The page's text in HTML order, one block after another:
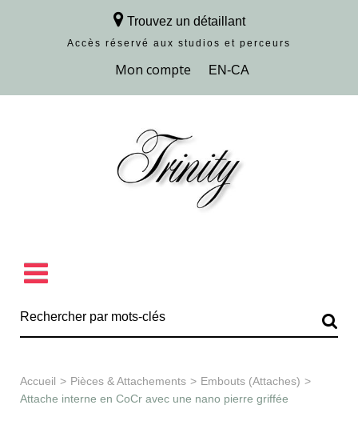
Trouvez un détaillant
Accès réservé aux studios et perceurs
Découvrir la collection
Accueil > Pièces & Attachements > Embouts (Attaches) >
Attache interne en CoCr avec une nano pierre griffée